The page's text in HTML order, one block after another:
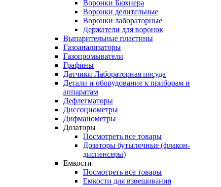
Воронки Бюхнера
Воронки делительные
Воронки лабораторные
Держатели для воронок
Выпарительные пластины
Газоанализаторы
Газопромыватели
Графины
Датчики Лабораторная посуда
Детали и оборудование к приборам и
аппаратам
Дефлегматоры
Диссоциометры
Дифманометры
Дозаторы
Посмотреть все товары
Дозаторы бутылочные (флакон-
диспенсеры)
Емкости
Посмотреть все товары
Емкости для взвешивания